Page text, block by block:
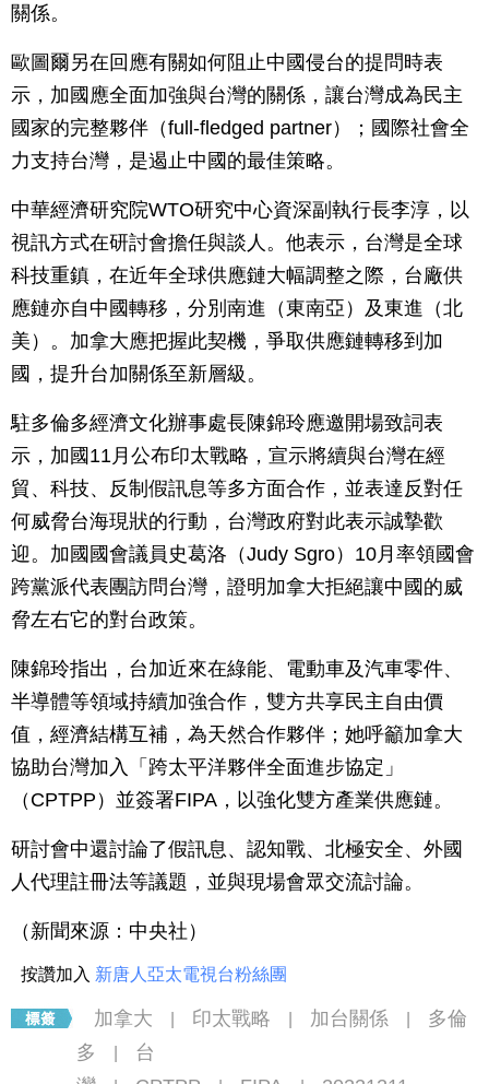
關係。
歐圖爾另在回應有關如何阻止中國侵台的提問時表
示，加國應全面加強與台灣的關係，讓台灣成為民主
國家的完整夥伴（full-fledged partner）；國際社會全
力支持台灣，是遏止中國的最佳策略。
中華經濟研究院WTO研究中心資深副執行長李淳，以
視訊方式在研討會擔任與談人。他表示，台灣是全球
科技重鎮，在近年全球供應鏈大幅調整之際，台廠供
應鏈亦自中國轉移，分別南進（東南亞）及東進（北
美）。加拿大應把握此契機，爭取供應鏈轉移到加
國，提升台加關係至新層級。
駐多倫多經濟文化辦事處長陳錦玲應邀開場致詞表
示，加國11月公布印太戰略，宣示將續與台灣在經
貿、科技、反制假訊息等多方面合作，並表達反對任
何威脅台海現狀的行動，台灣政府對此表示誠摯歡
迎。加國國會議員史葛洛（Judy Sgro）10月率領國會
跨黨派代表團訪問台灣，證明加拿大拒絕讓中國的威
脅左右它的對台政策。
陳錦玲指出，台加近來在綠能、電動車及汽車零件、
半導體等領域持續加強合作，雙方共享民主自由價
值，經濟結構互補，為天然合作夥伴；她呼籲加拿大
協助台灣加入「跨太平洋夥伴全面進步協定」
（CPTPP）並簽署FIPA，以強化雙方產業供應鏈。
研討會中還討論了假訊息、認知戰、北極安全、外國
人代理註冊法等議題，並與現場會眾交流討論。
（新聞來源：中央社）
按讚加入 新唐人亞太電視台粉絲團
加拿大 印太戰略 加台關係
多倫
多
台